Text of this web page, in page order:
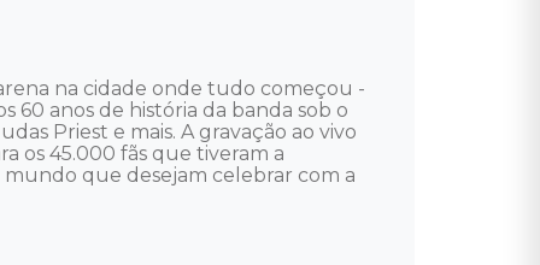
na cidade onde tudo começou -
60 anos de história da banda sob o
Priest e mais. A gravação ao vivo
os 45.000 fãs que tiveram a
que desejam celebrar com a